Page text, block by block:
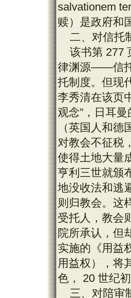
salvationem
赎）是政府和
二、对信托
该书第 277
律渊源——信托
托制度。但现
李秀清在该页
观念”，日耳
（英国人和
对教会不征税
使得土地大量
亨利三世就颁
地没收法和逃
则归教会。这
受托人，教会
院所承认，但
实施的《用益
用益权），将
色， 20 世纪
三、对陪审